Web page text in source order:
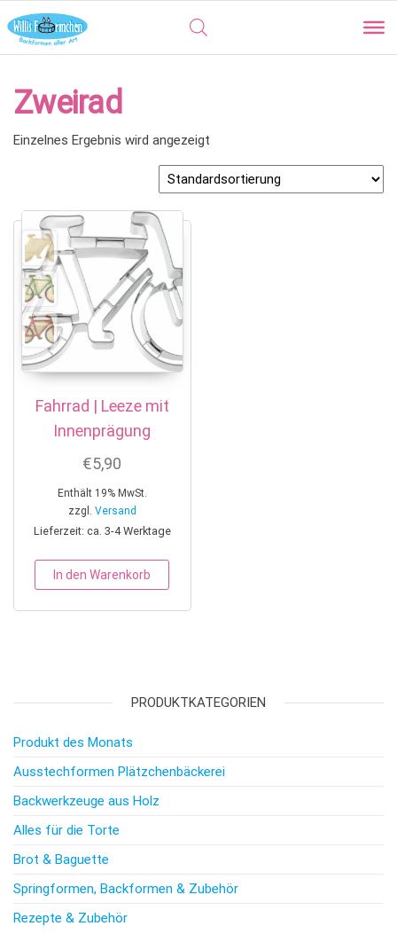
Zweirad
Einzelnes Ergebnis wird angezeigt
Fahrrad | Leeze mit
Innenprägung
€5,90
Enthält 19% MwSt.
zzgl. Versand
Lieferzeit: ca. 3-4 Werktage
In den Warenkorb
PRODUKTKATEGORIEN
Produkt des Monats
Ausstechformen Plätzchenbäckerei
Backwerkzeuge aus Holz
Alles für die Torte
Brot & Baguette
Springformen, Backformen & Zubehör
Rezepte & Zubehör